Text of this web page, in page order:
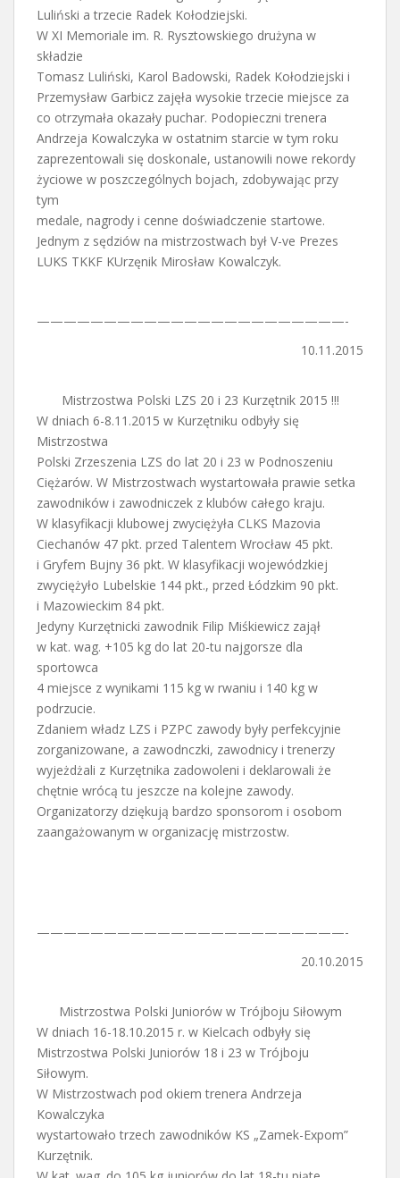
Luliński a trzecie Radek Kołodziejski.
W XI Memoriale im. R. Rysztowskiego drużyna w
składzie
Tomasz Luliński, Karol Badowski, Radek Kołodziejski i
Przemysław Garbicz zajęła wysokie trzecie miejsce za
co otrzymała okazały puchar. Podopieczni trenera
Andrzeja Kowalczyka w ostatnim starcie w tym roku
zaprezentowali się doskonale, ustanowili nowe rekordy
życiowe w poszczególnych bojach, zdobywając przy
tym
medale, nagrody i cenne doświadczenie startowe.
Jednym z sędziów na mistrzostwach był V-ve Prezes
LUKS TKKF KUrzęnik Mirosław Kowalczyk.
———————————————————————-
10.11.2015
Mistrzostwa Polski LZS 20 i 23 Kurzętnik 2015 !!!
W dniach 6-8.11.2015 w Kurzętniku odbyły się
Mistrzostwa
Polski Zrzeszenia LZS do lat 20 i 23 w Podnoszeniu
Ciężarów. W Mistrzostwach wystartowała prawie setka
zawodników i zawodniczek z klubów całego kraju.
W klasyfikacji klubowej zwyciężyła CLKS Mazovia
Ciechanów 47 pkt. przed Talentem Wrocław 45 pkt.
i Gryfem Bujny 36 pkt. W klasyfikacji wojewódzkiej
zwyciężyło Lubelskie 144 pkt., przed Łódzkim 90 pkt.
i Mazowieckim 84 pkt.
Jedyny Kurzętnicki zawodnik Filip Miśkiewicz zajął
w kat. wag. +105 kg do lat 20-tu najgorsze dla
sportowca
4 miejsce z wynikami 115 kg w rwaniu i 140 kg w
podrzucie.
Zdaniem władz LZS i PZPC zawody były perfekcyjnie
zorganizowane, a zawodnczki, zawodnicy i trenerzy
wyjeżdżali z Kurzętnika zadowoleni i deklarowali że
chętnie wrócą tu jeszcze na kolejne zawody.
Organizatorzy dziękują bardzo sponsorom i osobom
zaangażowanym w organizację mistrzostw.
———————————————————————-
20.10.2015
Mistrzostwa Polski Juniorów w Trójboju Siłowym
W dniach 16-18.10.2015 r. w Kielcach odbyły się
Mistrzostwa Polski Juniorów 18 i 23 w Trójboju
Siłowym.
W Mistrzostwach pod okiem trenera Andrzeja
Kowalczyka
wystartowało trzech zawodników KS „Zamek-Expom”
Kurzętnik.